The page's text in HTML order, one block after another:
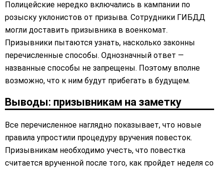
Полицейские нередко включались в кампании по
розыску уклонистов от призыва. Сотрудники ГИБДД
могли доставить призывника в военкомат.
Призывники пытаются узнать, насколько законны
перечисленные способы. Однозначный ответ —
названные способы не запрещены. Поэтому вполне
возможно, что к ним будут прибегать в будущем.
Выводы: призывникам на заметку
Все перечисленное наглядно показывает, что новые
правила упростили процедуру вручения повесток.
Призывникам необходимо учесть, что повестка
считается врученной после того, как пройдет неделя со